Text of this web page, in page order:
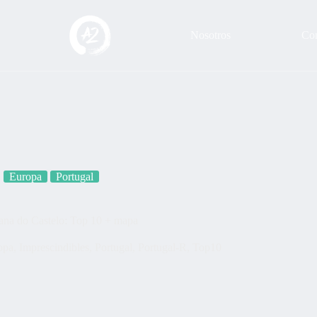
Europa Portugal